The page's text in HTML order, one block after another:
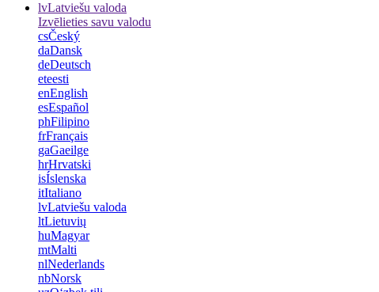
lvLatviešu valoda
Izvēlieties savu valodu
csČeský
daDansk
deDeutsch
eteesti
enEnglish
esEspañol
phFilipino
frFrançais
gaGaeilge
hrHrvatski
isÍslenska
itItaliano
lvLatviešu valoda
ltLietuvių
huMagyar
mtMalti
nlNederlands
nbNorsk